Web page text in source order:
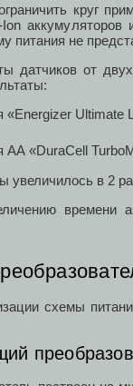
круг
аккумуляторов
питания не
датчиков от
Ultimate
АА «DuraCell
увеличилось в 2
времени
схемы